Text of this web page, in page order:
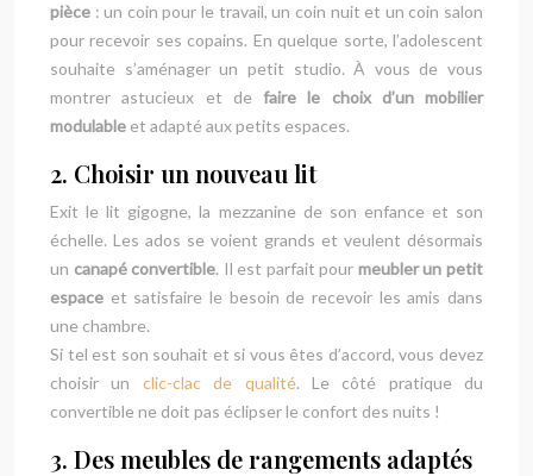
pièce : un coin pour le travail, un coin nuit et un coin salon
pour recevoir ses copains. En quelque sorte, l’adolescent
souhaite s’aménager un petit studio. À vous de vous
montrer astucieux et de faire le choix d’un mobilier
modulable et adapté aux petits espaces.
2. Choisir un nouveau lit
Exit le lit gigogne, la mezzanine de son enfance et son
échelle. Les ados se voient grands et veulent désormais
un canapé convertible. Il est parfait pour meubler un petit
espace et satisfaire le besoin de recevoir les amis dans
une chambre.
Si tel est son souhait et si vous êtes d’accord, vous devez
choisir un clic-clac de qualité. Le côté pratique du
convertible ne doit pas éclipser le confort des nuits !
3. Des meubles de rangements adaptés